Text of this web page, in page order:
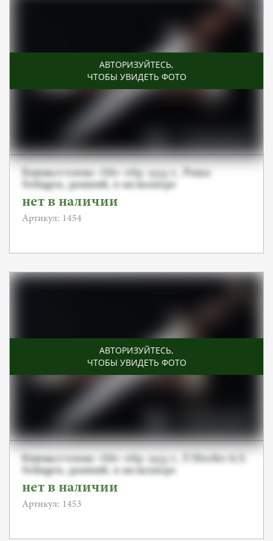
АВТОРИЗУЙТЕСЬ,
ЧТОБЫ УВИДЕТЬ ФОТО
Кинжал члена «SA» обр. 1933 г., Puma
Solingen, ранний, в мельхиоре
нет в наличии
Артикул: 1454
АВТОРИЗУЙТЕСЬ,
ЧТОБЫ УВИДЕТЬ ФОТО
Кинжал члена «SA» обр. 1933 г., F.Herder A.S.
Solingen, ранний, в мельхиоре
нет в наличии
Артикул: 1453